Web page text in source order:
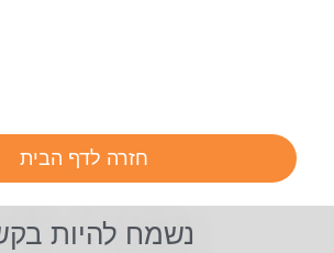
חזרה לדף הבית
נשמח להיות